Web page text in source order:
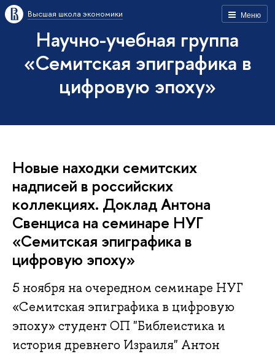
Меню
Высшая школа экономики
Научно-учебная группа
«Семитская эпиграфика в
цифровую эпоху»
Новые находки семитских
надписей в российских
коллекциях. Доклад Антона
Свенциса на семинаре НУГ
«Семитская эпиграфика в
цифровую эпоху»
5 ноября на очередном семинаре НУГ
«Семитская эпиграфика в цифровую
эпоху» студент ОП "Библеистика и
история древнего Израиля" Антон